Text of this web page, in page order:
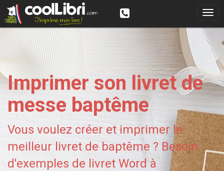
Imprimer son livret de
messe baptême
Vous voulez créer et imprimer le
meilleur livret de baptême ? Besoin
d'exemples de livret Word à